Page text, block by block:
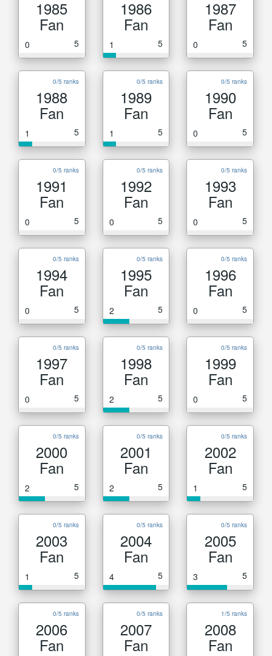
1985
Fan
0 5
1986
Fan
1 5
1987
Fan
0 5
0/5 ranks
1988
Fan
1 5
0/5 ranks
1989
Fan
1 5
0/5 ranks
1990
Fan
0 5
0/5 ranks
1991
Fan
0 5
0/5 ranks
1992
Fan
0 5
0/5 ranks
1993
Fan
0 5
0/5 ranks
1994
Fan
0 5
0/5 ranks
1995
Fan
2 5
0/5 ranks
1996
Fan
0 5
0/5 ranks
1997
Fan
0 5
0/5 ranks
1998
Fan
2 5
0/5 ranks
1999
Fan
0 5
0/5 ranks
2000
Fan
2 5
0/5 ranks
2001
Fan
2 5
0/5 ranks
2002
Fan
1 5
0/5 ranks
2003
Fan
1 5
0/5 ranks
2004
Fan
4 5
0/5 ranks
2005
Fan
3 5
0/5 ranks
2006
Fan
0/5 ranks
2007
Fan
1/5 ranks
2008
Fan